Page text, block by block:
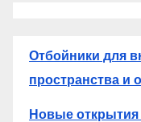
Отбойники для
пространства и
Новые